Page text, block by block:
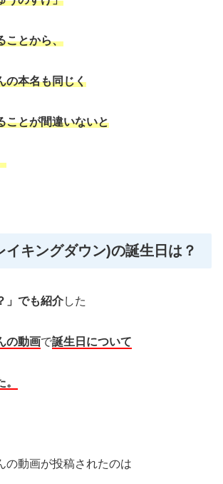
ことから、
の本名も同じく
ことが間違いないと
イキングダウン)の誕生日は？
」でも紹介した
の動画で誕生日について
の動画が投稿されたのは